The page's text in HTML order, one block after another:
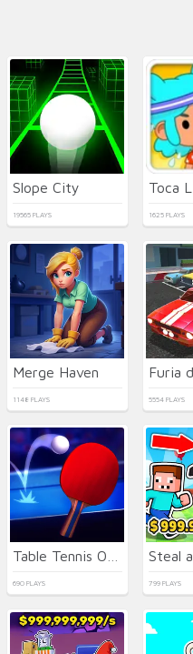
Slope City
19565 PLAYS
Toca
1625 PLAYS
Merge Haven
1148 PLAYS 5554 PLAYS
690 PLAYS 799 PLAYS